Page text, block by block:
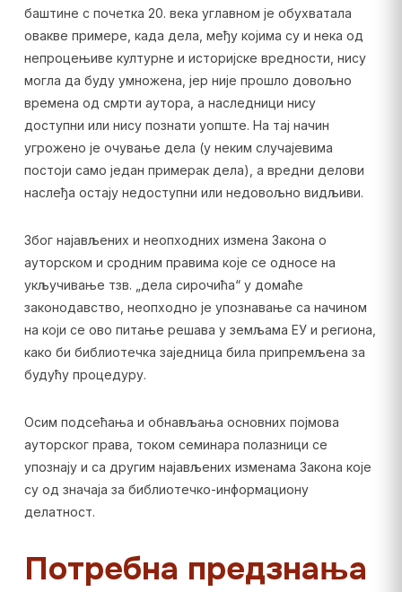
баштине с почетка 20. века углавном је обухватала
овакве примере, када дела, међу којима су и нека од
непроцењиве културне и историјске вредности, нису
могла да буду умножена, јер није прошло довољно
времена од смрти аутора, а наследници нису
доступни или нису познати уопште. На тај начин
угрожено је очување дела (у неким случајевима
постоји само један примерак дела), а вредни делови
наслеђа остају недоступни или недовољно видљиви.
Због најављених и неопходних измена Закона о
ауторском и сродним правима које се односе на
укључивање тзв. „дела сирочића“ у домаће
законодавство, неопходно је упознавање са начином
на који се ово питање решава у земљама ЕУ и региона,
како би библиотечка заједница била припремљена за
будућу процедуру.
Осим подсећања и обнављања основних појмова
ауторског права, током семинара полазници се
упознају и са другим најављених изменама Закона које
су од значаја за библиотечко-информациону
делатност.
Потребна предзнања